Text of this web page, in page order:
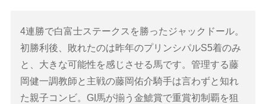
4連勝で白富士ステークスを勝ったジャックドール。
初勝利後、敗れたのは昨年のプリンシパルS5着のみ
と、大きな可能性を感じさせる馬です。管理する藤
岡健一調教師と主戦の藤岡佑介騎手は言わずと知れ
た親子コンビ。GI馬が揃う金鯱賞で重賞初制覇を狙